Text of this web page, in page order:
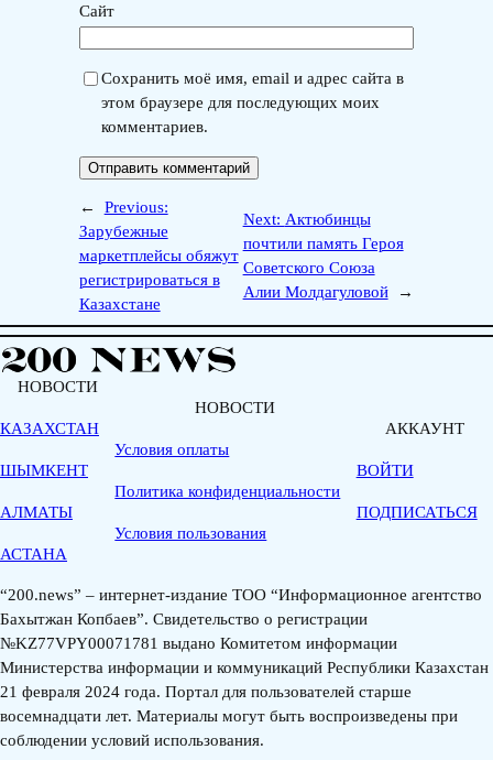
Сайт
Сохранить моё имя, email и адрес сайта в
этом браузере для последующих моих
комментариев.
←
Previous:
Зарубежные
маркетплейсы обяжут
регистрироваться в
Казахстане
Next: Актюбинцы
почтили память Героя
Советского Союза
Алии Молдагуловой
→
НОВОСТИ
КАЗАХСТАН
ШЫМКЕНТ
АЛМАТЫ
АСТАНА
НОВОСТИ
Условия оплаты
Политика конфиденциальности
Условия пользования
АККАУНТ
ВОЙТИ
ПОДПИСАТЬСЯ
“200.news” – интернет-издание ТОО “Информационное агентство
Бахытжан Копбаев”. Свидетельство о регистрации
№KZ77VPY00071781 выдано Комитетом информации
Министерства информации и коммуникаций Республики Казахстан
21 февраля 2024 года. Портал для пользователей старше
восемнадцати лет. Материалы могут быть воспроизведены при
соблюдении условий использования.